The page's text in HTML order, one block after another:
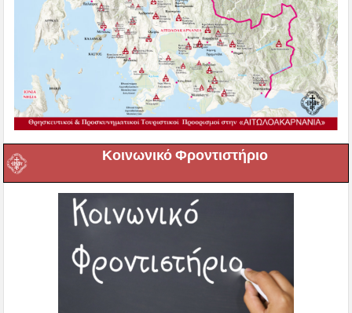
Κοινωνικό Φροντιστήριο